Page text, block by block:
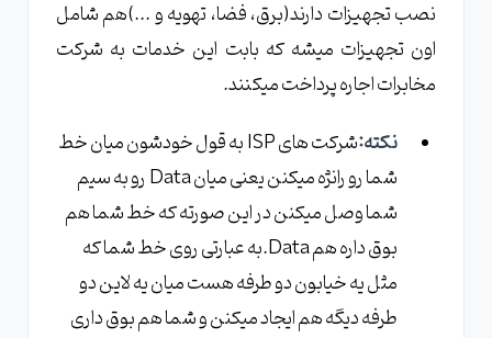
نصب تجهیزات دارند(برق، فضا، تهویه و ...)هم شامل
اون تجهیزات میشه که بابت این خدمات به شرکت
مخابرات اجاره پرداخت میکنند.
نکته:
شرکت های ISP به قول خودشون میان خط
شما رو رانژه میکنن یعنی میان Data رو به سیم
شما وصل میکنن در این صورته که خط شما هم
بوق داره هم Data.به عبارتی روی خط شما که
مثل یه خیابون دو طرفه هست میان یه لاین دو
طرفه دیگه هم ایجاد میکنن و شما هم بوق داری